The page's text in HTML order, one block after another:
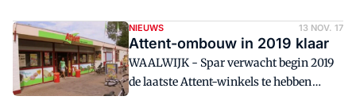
Etos-topman John van der Ent.
NIEUWS 13 NOV. 17
Attent-ombouw in 2019 klaar
WAALWIJK - Spar verwacht begin 2019
de laatste Attent-winkels te hebben